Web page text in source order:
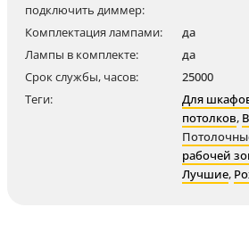
подключить диммер:
Комплектация лампами:
да
Лампы в комплекте:
да
Срок службы, часов:
25000
Теги:
Для
потолков,
рабочей
Лучшие,